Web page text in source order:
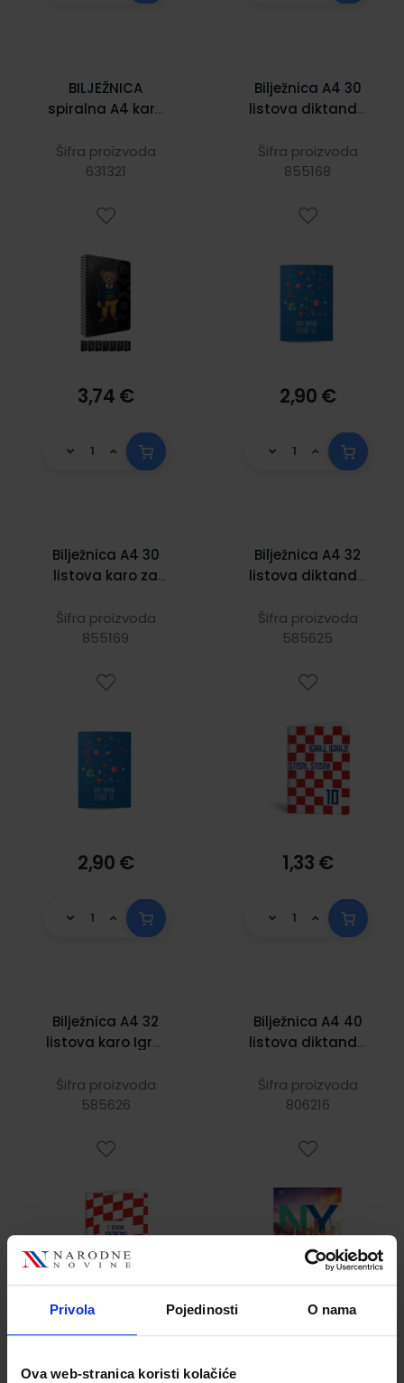
Privola Pojedinosti O nama
Ova web-stranica koristi kolačiće
BILJEŽNICA
spiralna A4 karo
80 listova, 70 gr
papir 7469
Šifra proizvoda
631321
3,74 €
Bilježnica A4 30
listova diktando
posebnim
potrebama
Šifra proizvoda
855168
2,90 €
Bilježnica A4 30
listova karo za
potrebama
Šifra proizvoda
855169
2,90 €
Bilježnica A4 32
listova diktando
Hrvatska
Šifra proizvoda
585625
1,33 €
Bilježnica A4 32
listova karo Igraj
Šifra proizvoda
585626
1,33 €
Bilježnica A4 40
listova diktando
Šifra proizvoda
806216